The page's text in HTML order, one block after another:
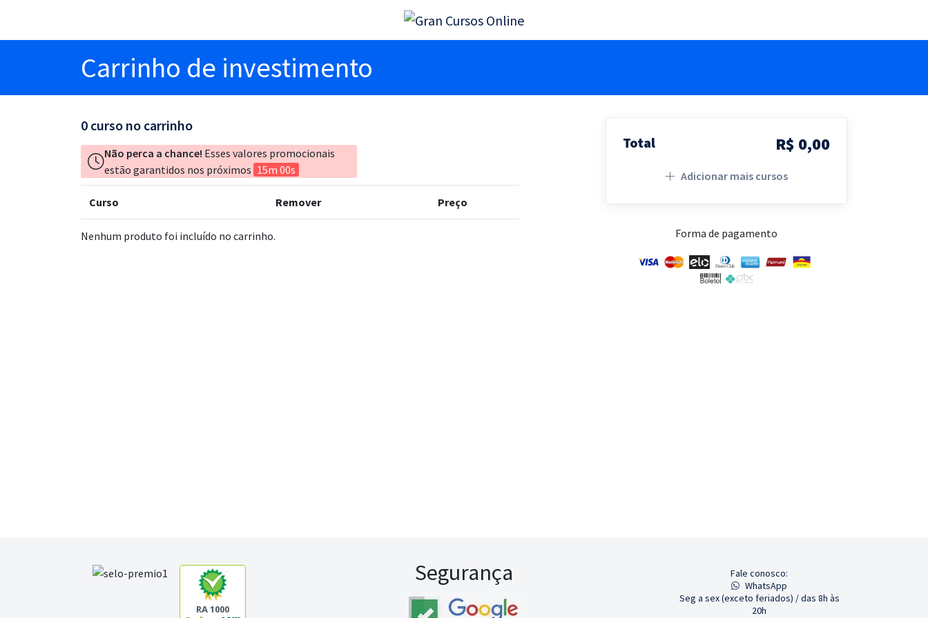
Carrinho de investimento
0 curso no carrinho
Não perca a chance! Esses valores promocionais
estão garantidos nos próximos 15m 00s
Curso Remover Preço
Nenhum produto foi incluído no carrinho.
Total R$ 0,00
Adicionar mais cursos
Forma de pagamento
RA 1000
Segurança
Fale conosco:
WhatsApp
Seg a sex (exceto feriados) / das 8h às
20h